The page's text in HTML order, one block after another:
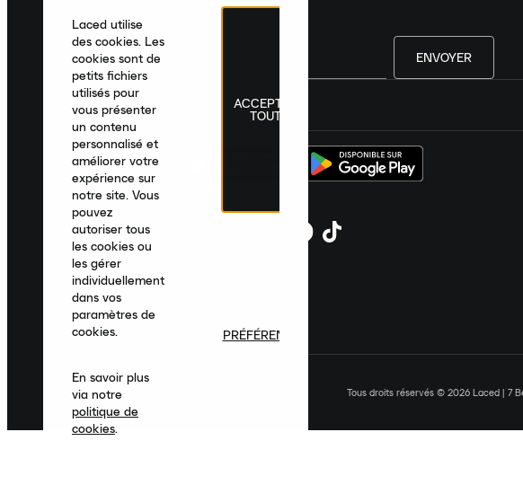
ENVOYER
France|Français
Tous droits réservés © 2026 Laced | 7
Laced utilise
des cookies. Les
cookies sont de
petits fichiers
utilisés pour
vous présenter
un contenu
personnalisé et
améliorer votre
expérience sur
notre site. Vous
pouvez
autoriser tous
les cookies ou
les gérer
individuellement
dans vos
paramètres de
cookies.
En savoir plus
via notre
politique de
cookies.
ACCEPTER
TOUT
PRÉFÉRENCES